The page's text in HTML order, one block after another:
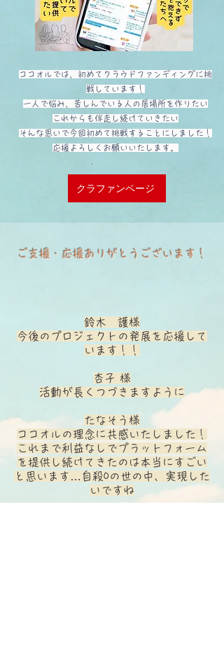
ココオルでは、初めてクラウドファンディングに挑
戦しています！
一人で悩み、苦しんでいる人の居場所を作りたい
これからも伴走し続けていきたい
そんな思いで今回初めて挑戦することにしました！
応援よろしくお願いいたします。
クラファンページ
ご支援・応援ありがとうございます！
鈴木 護様
今後のプロジェクトの発展を応援して
います！！
杏子 様
活動が長くつづきますように
たなそう様
ココオルの理念に共感いたしました！
これまで利益なしでプラットフォーム
を提供し続けてきたのは本当にすごい
と思います…自殺0の世の中、実現した
いですね